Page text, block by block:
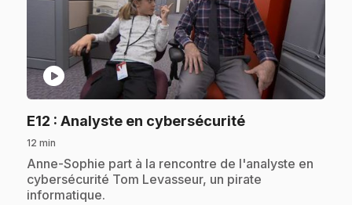
play_circle
E12 : Analyste en cybersécurité.
12 min
.Anne-Sophie part à la rencontre de l'analyste en
cybersécurité Tom Levasseur, un pirate
informatique.